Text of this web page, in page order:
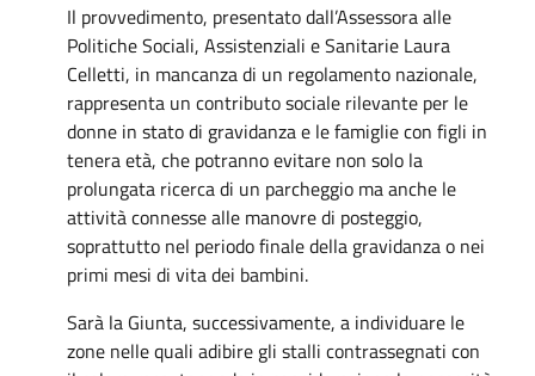
Il provvedimento, presentato dall’Assessora alle
Politiche Sociali, Assistenziali e Sanitarie Laura
Celletti, in mancanza di un regolamento nazionale,
rappresenta un contributo sociale rilevante per le
donne in stato di gravidanza e le famiglie con figli in
tenera età, che potranno evitare non solo la
prolungata ricerca di un parcheggio ma anche le
attività connesse alle manovre di posteggio,
soprattutto nel periodo finale della gravidanza o nei
primi mesi di vita dei bambini.
Sarà la Giunta, successivamente, a individuare le
zone nelle quali adibire gli stalli contrassegnati con